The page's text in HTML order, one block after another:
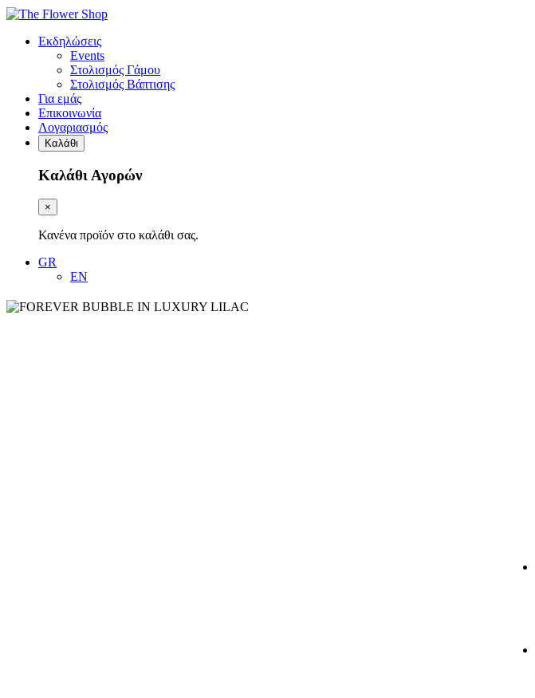
Εκδηλώσεις
Events
Στολισμός Γάμου
Στολισμός Βάπτισης
Για εμάς
Επικοινωνία
Λογαριασμός
Καλάθι
Καλάθι Αγορών
×
Κανένα προϊόν στο καλάθι σας.
GR
EN